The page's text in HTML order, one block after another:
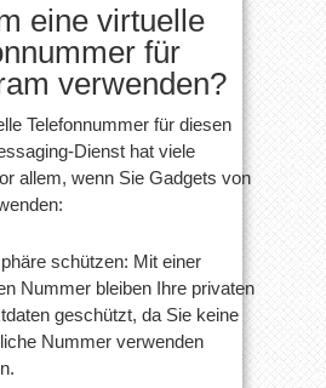
eine virtuelle
für
verwenden?
Telefonnummer für diesen
Dienst hat viele
allem, wenn Sie Gadgets von
schützen: Mit einer
Nummer bleiben Ihre privaten
geschützt, da Sie keine
Nummer verwenden